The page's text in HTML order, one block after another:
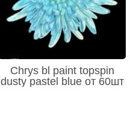
Chrys bl paint topspin
dusty pastel blue от 60шт